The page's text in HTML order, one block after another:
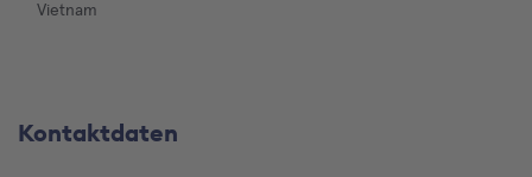
Vietnam
Kontaktdaten